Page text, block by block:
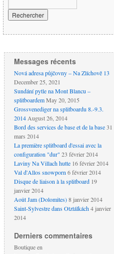
Messages récents
Nová adresa půjčovny– Na Zlíchově 13
December 25, 2021
Sundání pytle na Mont Blancu –
splitboardemMay 20, 2015
Grossvenediger na splitboardu 8.-9.3.
2014 August 26, 2014
Bord des services de base et de la base31
mars 2014
La première splitboard d'essai avec la
configuration "dur" 23 février 2014
Laviny Na Villach hutte 16 février 2014
Val d'Allos snowporn 6 février 2014
Disque de liaison à la splitboard 19
janvier 2014
Août Jam (Dolomites)8 janvier 2014
Saint-Sylvestre dans Otztálkách4 janvier
2014
Derniers commentaires
Boutique en